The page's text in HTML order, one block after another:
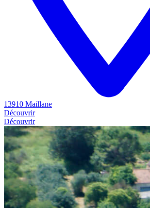
13910 Maillane
Découvrir
Découvrir